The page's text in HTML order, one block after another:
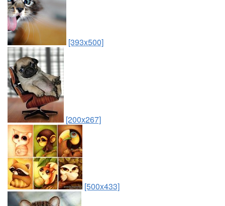
[393x500]
[200x267]
[500x433]